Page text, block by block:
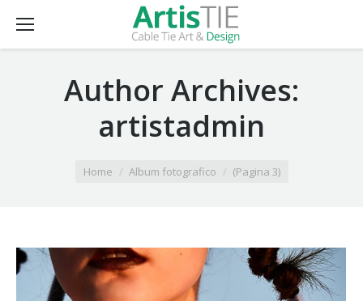
Author Archives:
artistadmin
Home Album fotografico (Pagina 3)